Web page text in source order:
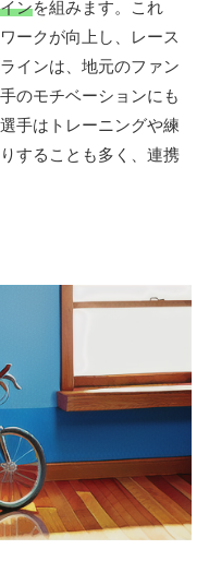
ンを組みます。これ
ークが向上し、レース
インは、地元のファン
のモチベーションにも
手はトレーニングや練
することも多く、連携